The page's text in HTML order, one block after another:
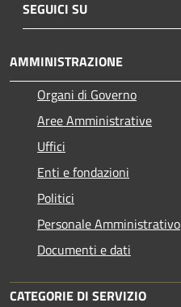
SEGUICI SU
AMMINISTRAZIONE
Organi di Governo
Aree Amministrative
Uffici
Enti e fondazioni
Politici
Personale Amministrativo
Documenti e dati
CATEGORIE DI SERVIZIO